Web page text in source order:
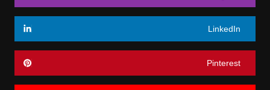
LinkedIn
Pinterest